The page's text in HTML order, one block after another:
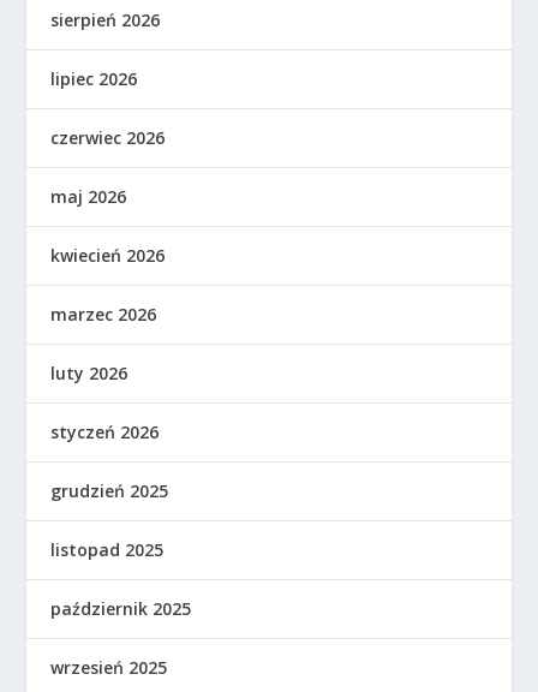
sierpień 2026
lipiec 2026
czerwiec 2026
maj 2026
kwiecień 2026
marzec 2026
luty 2026
styczeń 2026
grudzień 2025
listopad 2025
październik 2025
wrzesień 2025